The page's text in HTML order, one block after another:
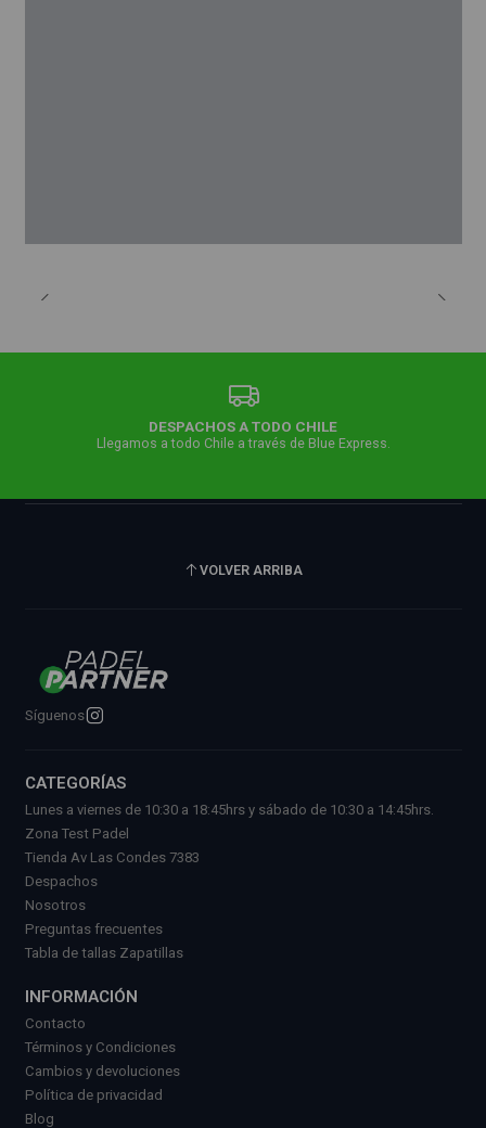
DESPACHOS A TODO CHILE
Llegamos a todo Chile a través de Blue Express.
VOLVER ARRIBA
Síguenos
CATEGORÍAS
Lunes a viernes de 10:30 a 18:45hrs y sábado de 10:30 a 14:45hrs.
Zona Test Padel
Tienda Av Las Condes 7383
Despachos
Nosotros
Preguntas frecuentes
Tabla de tallas Zapatillas
INFORMACIÓN
Contacto
Términos y Condiciones
Cambios y devoluciones
Política de privacidad
Blog